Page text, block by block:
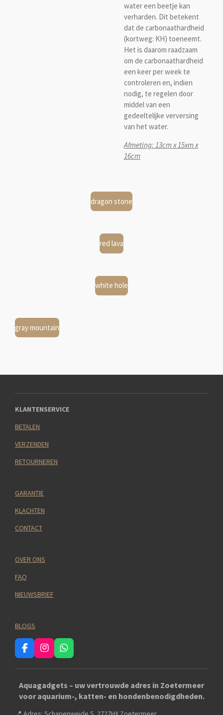
water een beetje kan
verharden. Dit betekent
dat de carbonaathardheid
(kortweg: KH) toeneemt.
Het is daarom raadzaam
om de carbonaathardheid
een keer per week te
controleren en, indien
nodig, te regelen door
middel van een
gedeeltelijke verversing
van het water.
Afmeting: 13cm x 15xm x
16cm
dragon stone
red lava
white hole
gray mountain
KLANTENSERVICE
BETALEN
VERZENDEN
RETOURNEREN
GARANTIE
KLACHTEN
CONTACT
OVER ONS
FAQ
NIEUWSBRIEF
BLOGS
F
a
c
b
o
I
n
s
a
g
W
h
a
s
A
Aquagadgets – uw vertrouwde adres in Zoetermeer
voor aquarium-, katten- en hondenbenodigdheden.